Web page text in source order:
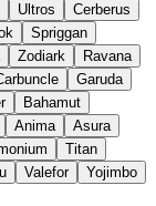
Ultros
Cerberus
Spriggan
Zodiark
Ravana
Garuda
Bahamut
Anima
Asura
Titan
Valefor
Yojimbo